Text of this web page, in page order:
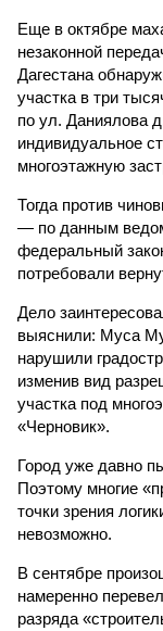
Еще в октябре
незаконной
Дагестана
участка в три
по ул. Даниялова
индивидуальное
многоэтажную
Тогда против
— по данным
федеральный
потребовали
Дело
выяснили: Муса
нарушили
изменив вид
участка под
«Черновик».
Город уже давно
Поэтому многие
точки зрения
невозможно.
В сентябре
намеренно
разряда